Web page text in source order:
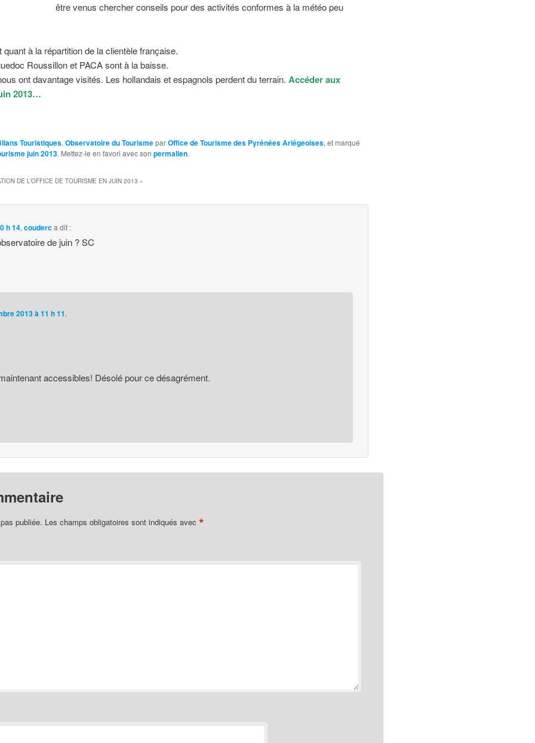
être venus chercher conseils pour des activités conformes à la météo peu
à la répartition de la clientèle française.
Roussillon et PACA sont à la baisse.
ont davantage visités. Les hollandais et espagnols perdent du terrain. Accéder aux
2013…
Touristiques,Observatoire du TourismeparOffice de Tourisme des Pyrénées Ariégeoises, et marqué
juin 2013. Mettez-le en favori avec sonpermalien.
DE L’OFFICE DE TOURISME EN JUIN 2013 »
h 14, couderca dit :
de juin ? SC
2013 à 11 h 11,
accessibles! Désolé pour ce désagrément.
publiée. Les champs obligatoires sont indiqués avec*